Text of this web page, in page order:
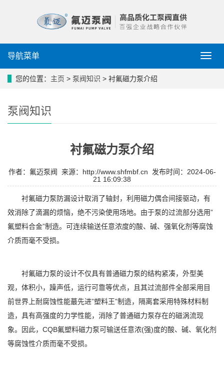
导
导航菜单
您的位置： 主页 > 泵阀知识 > 衬氟磁力泵介绍
泵阀知识
衬氟磁力泵介绍
作者：氟迈泵阀 来源：http://www.shfmbf.cn 发布时间：2024-06-
21 16:09:38
衬氟磁力泵防漏设计取消了轴封，利用磁力偶合间接驱动，有
效消除了滴漏的烦恼，绝不污染使用场地。由于泵的过流部分选用”
氟塑料合金”制造。可连续输送任意浓度的酸、碱、强氧化剂等腐蚀
介质而毫不受损。
衬氟磁力泵的设计不仅具有普通磁力泵的结构紧凑，外型美
观，体积小，躁声低，运行可靠等优点，且其过流部件全部采用目
前世界上耐腐蚀性能蕞先进”塑料王”制造，隔离套采用特殊材料制
造，具有高强度的力学性能，消除了普通磁力泵存在的磁涡流现
象。因此，CQB氟塑料磁力泵可输送任意浓(强)度的酸、碱、氧化剂
等腐蚀性介质而毫不受损。